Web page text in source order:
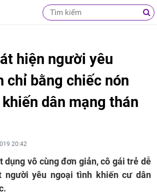
hiện người yêu
chỉ bằng chiếc nón
dân mạng thán
20:42
dụng vô cùng đơn giản, cô gái trẻ dễ
người yêu ngoại tình khiến cư dân